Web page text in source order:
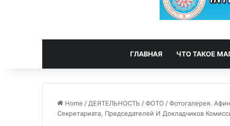
ГЛАВНАЯ ЧТО ТАКОЕ
Home / ДЕЯТЕЛЬНОСТЬ /ФОТО /Фотогалерея.
Секретариата, Председателей И Докладчиков